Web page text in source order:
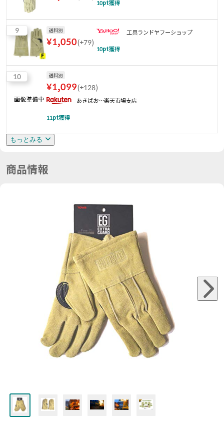
10pt獲得
9 送料別
¥1,050(+79)
工具ランドヤフーショップ
10pt獲得
10 送料別
¥1,099(+128)
あきばお〜楽天市場支店
11pt獲得
もっとみる
商品情報